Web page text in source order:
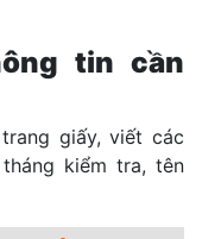
tin cần
giấy, viết các
kiểm tra, tên